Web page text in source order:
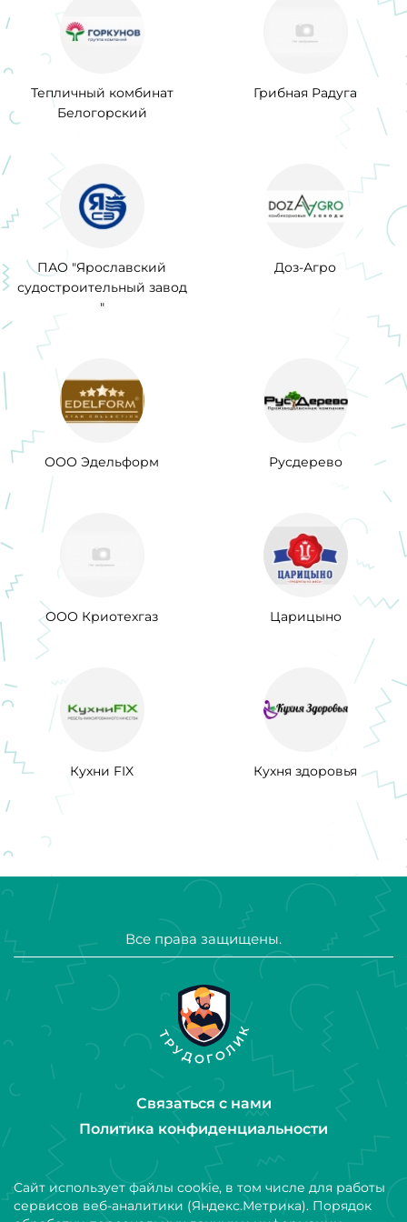
Тепличный комбинат
Белогорский
Грибная Радуга
ПАО "Ярославский
судостроительный завод
"
Доз-Агро
ООО Эдельформ Русдерево
ООО Криотехгаз Царицыно
Кухни FIX Кухня здоровья
Все права защищены.
Связаться с нами
Политика конфиденциальности
Сайт использует файлы cookie, в том числе для работы
сервисов веб-аналитики (Яндекс.Метрика). Порядок